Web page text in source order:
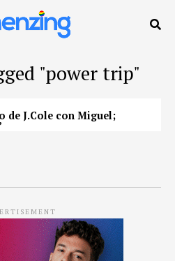
"power trip"
de J.Cole con Miguel;